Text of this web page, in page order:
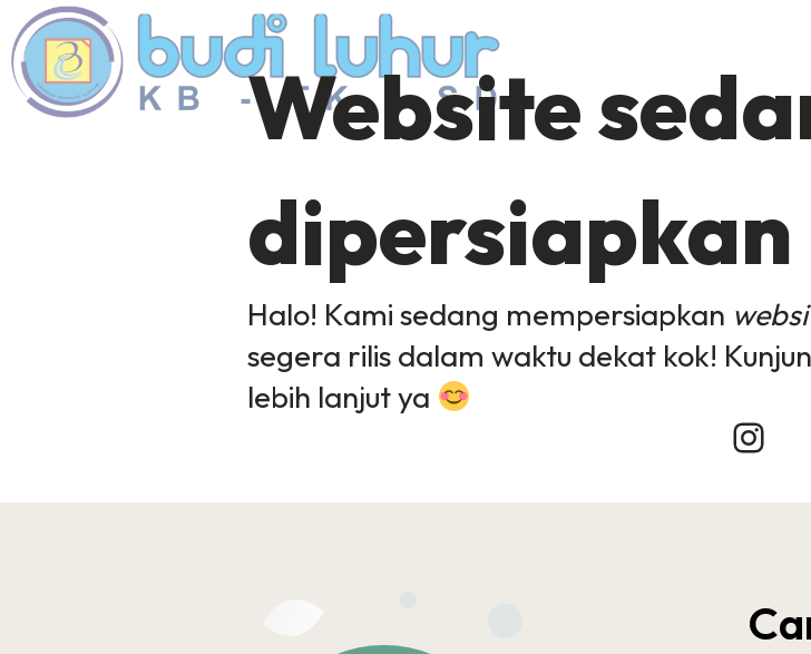
Website
dipersiapkan
Halo! Kami sedang mempersiapkan
segera rilis dalam waktu dekat kok!
lebih lanjut ya